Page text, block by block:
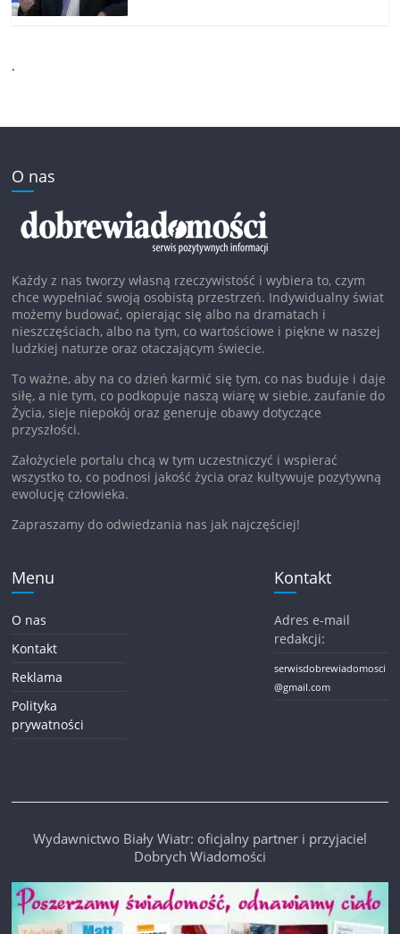
.
O nas
Każdy z nas tworzy własną rzeczywistość i wybiera to, czym
chce wypełniać swoją osobistą przestrzeń. Indywidualny świat
możemy budować, opierając się albo na dramatach i
nieszczęściach, albo na tym, co wartościowe i piękne w naszej
ludzkiej naturze oraz otaczającym świecie.
To ważne, aby na co dzień karmić się tym, co nas buduje i daje
siłę, a nie tym, co podkopuje naszą wiarę w siebie, zaufanie do
Życia, sieje niepokój oraz generuje obawy dotyczące
przyszłości.
Założyciele portalu chcą w tym uczestniczyć i wspierać
wszystko to, co podnosi jakość życia oraz kultywuje pozytywną
ewolucję człowieka.
Zapraszamy do odwiedzania nas jak najczęściej!
Menu
O nas
Kontakt
Reklama
Polityka
prywatności
Kontakt
Adres e-mail
redakcji:
serwisdobrewiadomosci
@gmail.com
Wydawnictwo Biały Wiatr: oficjalny partner i przyjaciel
Dobrych Wiadomości